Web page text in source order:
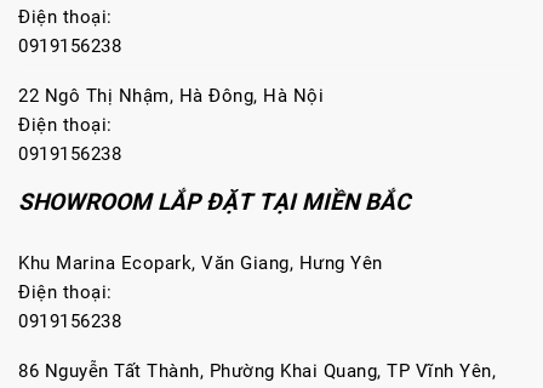
Điện thoại:
0919156238
22 Ngô Thị Nhậm, Hà Đông, Hà Nội
Điện thoại:
0919156238
SHOWROOM LẮP ĐẶT TẠI MIỀN BẮC
Khu Marina Ecopark, Văn Giang, Hưng Yên
Điện thoại:
0919156238
86 Nguyễn Tất Thành, Phường Khai Quang, TP Vĩnh Yên,